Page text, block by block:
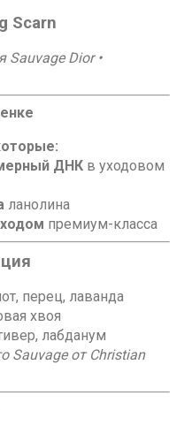
Scarn
Dior •
ДНК в уходовом
ланолина
премиум-класса
перец, лаванда
хвоя
лабданум
Sauvage от Christian